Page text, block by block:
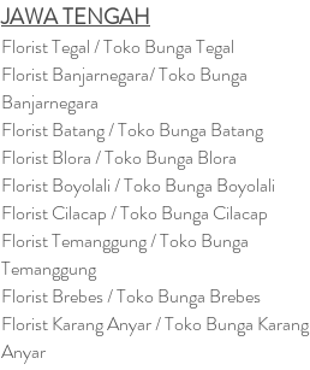
JAWA TENGAH
Florist Tegal / Toko Bunga Tegal
Florist Banjarnegara/ Toko Bunga
Banjarnegara
Florist Batang / Toko Bunga Batang
Florist Blora / Toko Bunga Blora
Florist Boyolali / Toko Bunga Boyolali
Florist Cilacap / Toko Bunga Cilacap
Florist Temanggung / Toko Bunga
Temanggung
Florist Brebes / Toko Bunga Brebes
Florist Karang Anyar / Toko Bunga Karang
Anyar